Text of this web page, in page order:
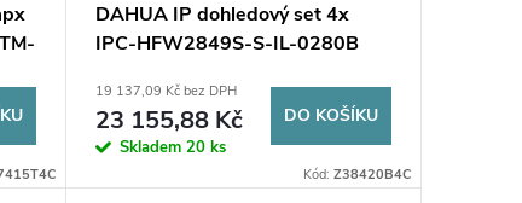
DAHUA IP dohledový set 4x
IPC-HFW2849S-S-IL-0280B
19 137,09 Kč bez DPH
23 155,88 Kč
Skladem 20 ks
DO KOŠÍKU
Kód: Z38420B4C